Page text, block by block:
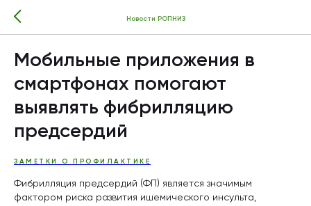
Новости РОПНИЗ
Мобильные приложения в
смартфонах помогают
выявлять фибрилляцию
предсердий
ЗАМЕТКИ О ПРОФИЛАКТИКЕ
Фибрилляция предсердий (ФП) является значимым
фактором риска развития ишемического инсульта,